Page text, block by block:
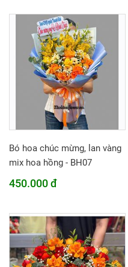
Bó hoa chúc mừng, lan vàng
mix hoa hồng - BH07
450.000 đ